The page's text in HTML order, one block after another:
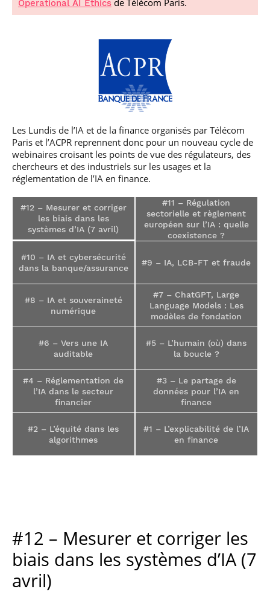
S’engager à Télécom
responsable : nos
élèves impliqués
Enquête 1er emploi
Corps des Mines
donnant accès aux
Corps techniques de
Artificielle en
alternance
cybersécurité des
Data & MLops
Intelligence
Artificielle
multimodale et
Je suis élève en
situation de
faire ?
Vous êtes admis,
préparez votre
arrivée
Financement
solutions Mastère
Spécialisé
Brochures &
contacts
Événements des
formations de
Mastère Spécialisé
professionnel
• Créateur d’entreprise
Operational AI Ethics de Télécom Paris.
Les Lundis de l’IA et de la finance organisés par Télécom
Paris et l’ACPR reprennent donc pour un nouveau cycle de
webinaires croisant les points de vue des régulateurs, des
chercheurs et des industriels sur les usages et la
réglementation de l’IA en finance.
#12 – Mesurer et corriger
les biais dans les
systèmes d’IA (7 avril)
#11 – Régulation
sectorielle et règlement
européen sur l’IA : quelle
coexistence ?
#10 – IA et cybersécurité
dans la banque/assurance
#9 – IA, LCB-FT et fraude
#8 – IA et souveraineté
numérique
#7 – ChatGPT, Large
Language Models : Les
modèles de fondation
#6 – Vers une IA
auditable
#5 – L’humain (où) dans
la boucle ?
#4 – Réglementation de
l’IA dans le secteur
financier
#3 – Le partage de
données pour l’IA en
finance
#2 – L’équité dans les
algorithmes
#1 – L’explicabilité de l’IA
en finance
#12 – Mesurer et corriger les
biais dans les systèmes d’IA (7
avril)